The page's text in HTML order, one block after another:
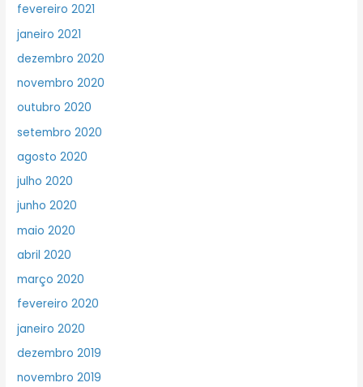
fevereiro 2021
janeiro 2021
dezembro 2020
novembro 2020
outubro 2020
setembro 2020
agosto 2020
julho 2020
junho 2020
maio 2020
abril 2020
março 2020
fevereiro 2020
janeiro 2020
dezembro 2019
novembro 2019